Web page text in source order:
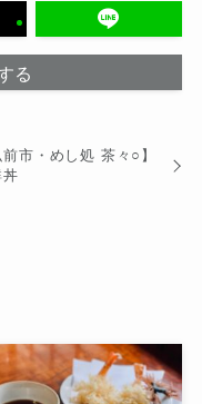
る
前市・めし処 茶々○】
丼